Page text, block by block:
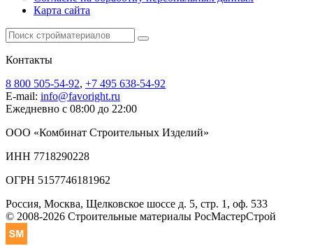
Карта сайта
Контакты
8 800 505-54-92, +7 495 638-54-92
E-mail: info@favoright.ru
Ежедневно с 08:00 до 22:00
ООО «Комбинат Строительных Изделий»
ИНН 7718290228
ОГРН 5157746181962
Россия, Москва, Щелковское шоссе д. 5, стр. 1, оф. 533
© 2008-2026 Строительные материалы РосМастерСтрой